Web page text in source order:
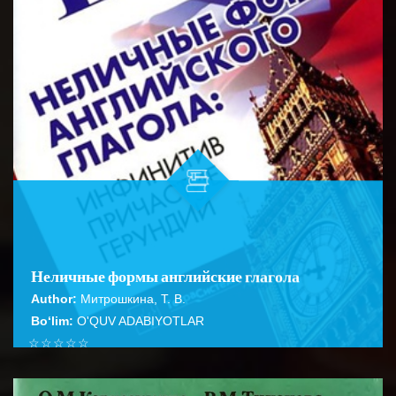
Неличные формы английские глагола
Author: Митрошкина, Т. В.
Bo‘lim: O'QUV ADABIYOTLAR
☆
☆
☆
☆
☆
Справочник содержит подробное описание правил